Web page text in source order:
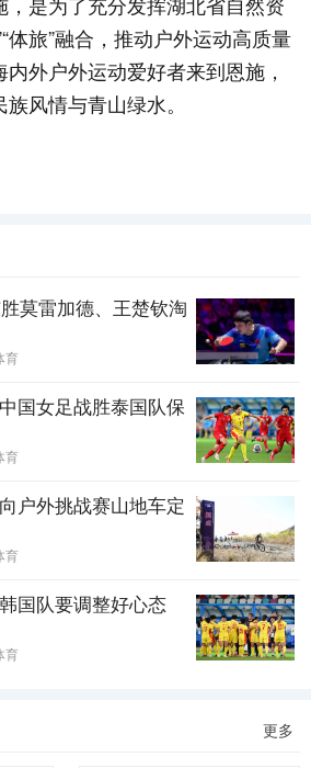
体旅”融合，推动户外运动高质量
外户外运动爱好者来到恩施，
风情与青山绿水。
莫雷加德、王楚钦淘
育
国女足战胜泰国队保
育
户外挑战赛山地车定
育
国队要调整好心态
育
更多